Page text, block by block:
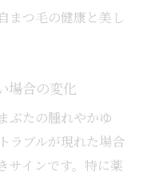
まつ毛の健康と美し
場合の変化
ぶたの腫れやかゆ
ラブルが現れた場合
サインです。特に薬